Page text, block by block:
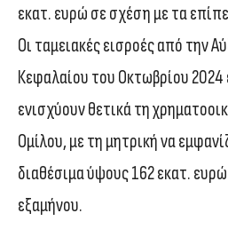
εκατ. ευρώ σε σχέση με τα
Οι ταμειακές εισροές από την
Κεφαλαίου του Οκτωβρίου 2024
ενισχύουν θετικά τη
Ομίλου, με τη μητρική να
διαθέσιμα ύψους 162 εκατ.
εξαμήνου.